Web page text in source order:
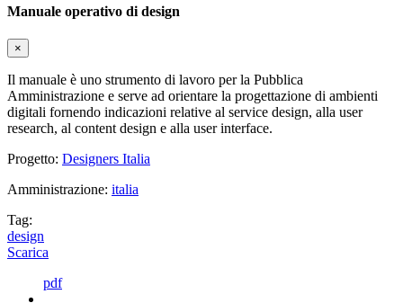
Manuale operativo di design
×
Il manuale è uno strumento di lavoro per la Pubblica
Amministrazione e serve ad orientare la progettazione di ambienti
digitali fornendo indicazioni relative al service design, alla user
research, al content design e alla user interface.
Progetto: Designers Italia
Amministrazione: italia
Tag:
design
Scarica
pdf